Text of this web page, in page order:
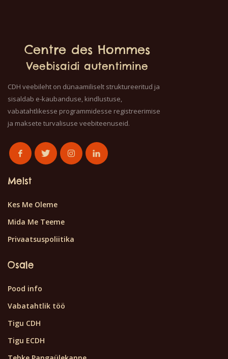
Centre des Hommes
Veebisaidi autentimine
CDH veebileht on dünaamiliselt struktureeritud ja
sisaldab e-kaubanduse, kindlustuse,
vabatahtlikesse programmidesse registreerimise
ja maksete turvalisuse veebiteenuseid.
Meist
Kes Me Oleme
Mida Me Teeme
Privaatsuspoliitika
Osale
Pood info
Vabatahtlik töö
Tigu CDH
Tigu ECDH